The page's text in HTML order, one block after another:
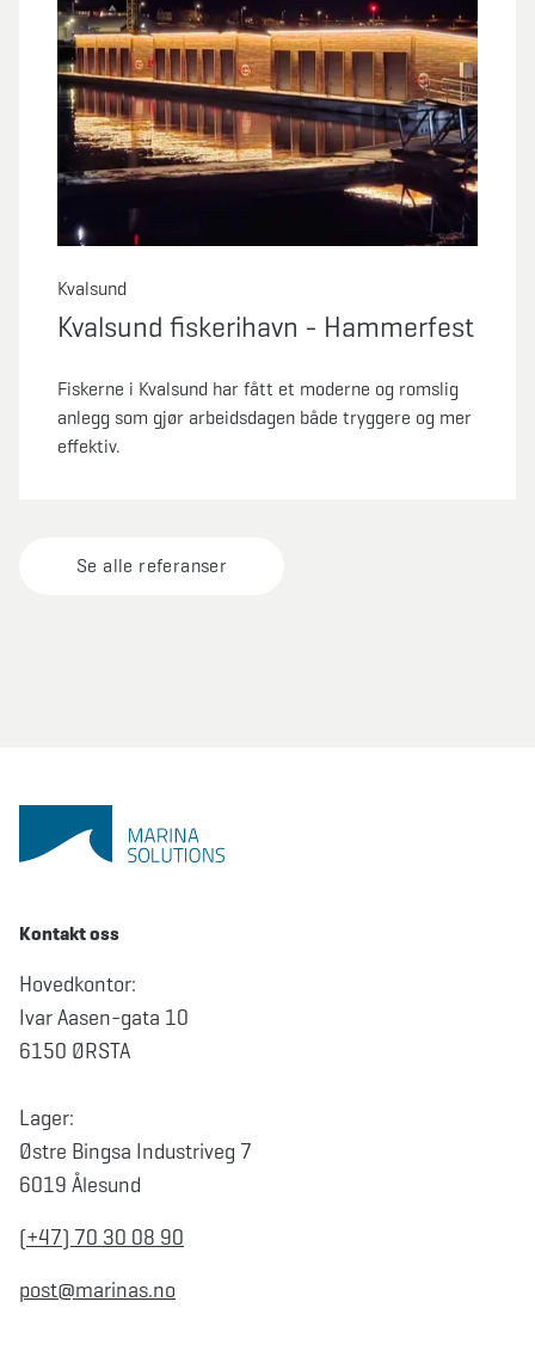
Kvalsund
Kvalsund fiskerihavn - Hammerfest
Fiskerne i Kvalsund har fått et moderne og romslig
anlegg som gjør arbeidsdagen både tryggere og mer
effektiv.
Se alle referanser
Kontakt oss
Hovedkontor:
Ivar Aasen-gata 10
6150 ØRSTA
Lager:
Østre Bingsa Industriveg 7
6019 Ålesund
(+47) 70 30 08 90
post@marinas.no